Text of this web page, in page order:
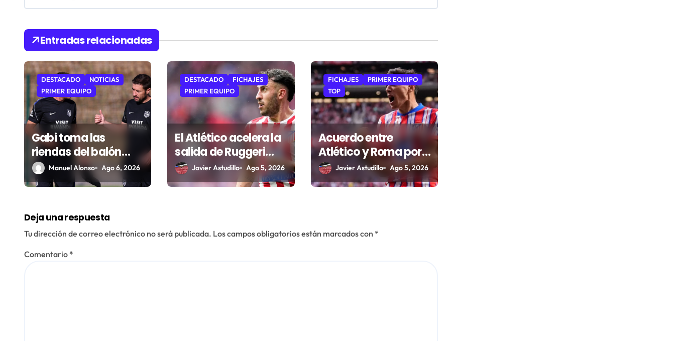
a
c
i
ó
n
d
e
e
n
r
a
d
Entradas relacionadas
DESTACADO
NOTICIAS
PRIMER EQUIPO
Gabi toma las
riendas del balón
parado y tratará de
resucitar una faceta
Manuel Alonso Ago 6, 2026
DESTACADO
FICHAJES
PRIMER EQUIPO
El Atlético acelera la
salida de Ruggeri
para lanzarse a por
el Cuti
Javier Astudillo Ago 5, 2026
FICHAJES
PRIMER EQUIPO
TOP
Acuerdo entre
Atlético y Roma por
Nahuel Molina
Javier Astudillo Ago 5, 2026
Deja una respuesta
Tu dirección de correo electrónico no será publicada. Los campos obligatorios están marcados con *
Comentario *